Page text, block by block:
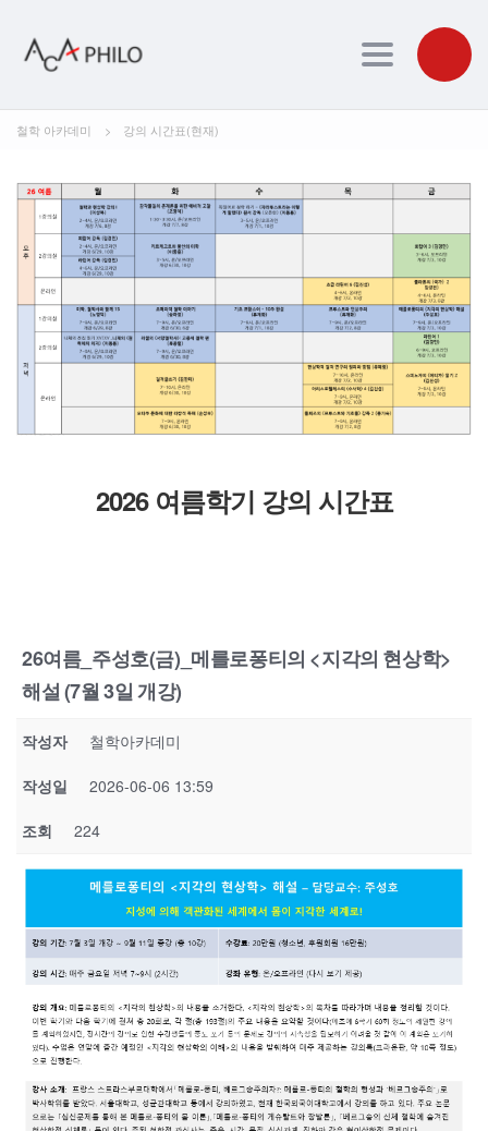
Toggle
철학 아카데미 > 강의 시간표(현재)
2026 여름학기 강의 시간표
26여름_주성호(금)_메를로퐁티의 <지각의 현상학>
해설 (7월 3일 개강)
작성자 철학아카데미
작성일 2026-06-06 13:59
조회 224